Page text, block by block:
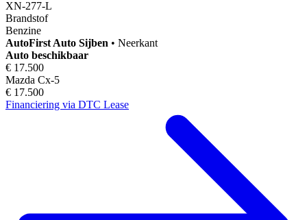
XN-277-L
Brandstof
Benzine
AutoFirst Auto Sijben • Neerkant
Auto beschikbaar
€ 17.500
Mazda Cx-5
€ 17.500
Financiering via DTC Lease